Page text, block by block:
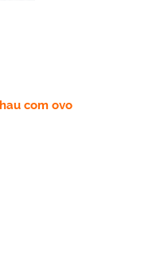
com ovo